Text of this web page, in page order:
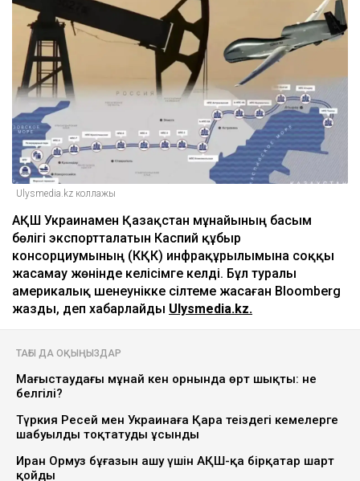
Ulysmedia.kz коллажы
АҚШ Украинамен Қазақстан мұнайының басым
бөлігі экспортталатын Каспий құбыр
консорциумының (КҚК) инфрақұрылымына соққы
жасамау жөнінде келісімге келді. Бұл туралы
америкалық шенеунікке сілтеме жасаған Bloomberg
жазды, деп хабарлайды Ulysmedia.kz.
ТАҒЫ ДА ОҚЫҢЫЗДАР
Маңғыстаудағы мұнай кен орнында өрт шықты: не
белгілі?
Түркия Ресей мен Украинаға Қара теңіздегі кемелерге
шабуылды тоқтатуды ұсынды
Иран Ормуз бұғазын ашу үшін АҚШ-қа бірқатар шарт
қойды